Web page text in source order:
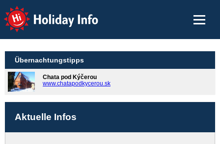
Holiday Info
Übernachtungstipps
Chata pod Kýčerou
www.chatapodkycerou.sk
Aktuelle Infos